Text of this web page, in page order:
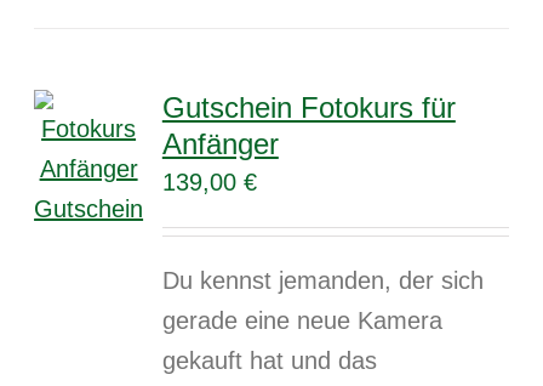
Gutschein Fotokurs für
Anfänger
139,00 €
Du kennst jemanden, der sich
gerade eine neue Kamera
gekauft hat und das